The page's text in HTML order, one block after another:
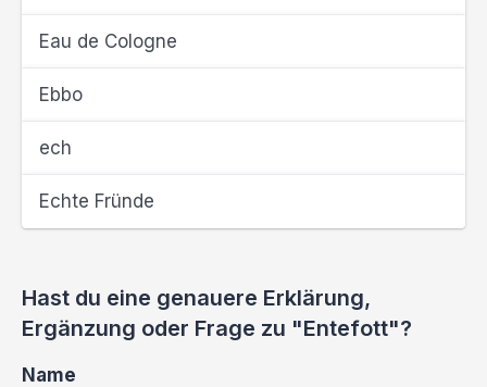
Eau de Cologne
Ebbo
ech
Echte Fründe
Hast du eine genauere Erklärung,
Ergänzung oder Frage zu "Entefott"?
Name